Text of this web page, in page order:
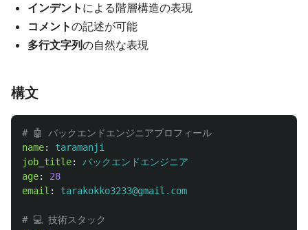
インデント による階層構造の表現
コメントの記述が可能
多行文字列の自然な表現
構文
# 🤖 バックエンドエンジニアプロフィール
name:
taramanji
job_title:
バックエンドエンジニア
age:
28
email : tarakokko3233@gmail.com
# 💻 技術スタック